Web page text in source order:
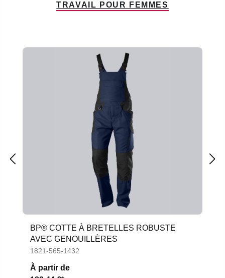
TRAVAIL POUR FEMMES
BP® COTTE À BRETELLES ROBUSTE
AVEC GENOUILLÈRES
1821-565-1432
À partir de